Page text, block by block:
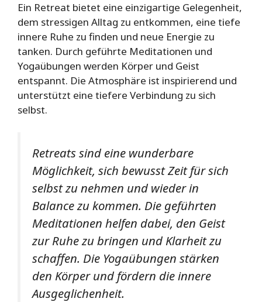
Ein Retreat bietet eine einzigartige Gelegenheit,
dem stressigen Alltag zu entkommen, eine tiefe
innere Ruhe zu finden und neue Energie zu
tanken. Durch geführte Meditationen und
Yogaübungen werden Körper und Geist
entspannt. Die Atmosphäre ist inspirierend und
unterstützt eine tiefere Verbindung zu sich
selbst.
Retreats sind eine wunderbare
Möglichkeit, sich bewusst Zeit für sich
selbst zu nehmen und wieder in
Balance zu kommen. Die geführten
Meditationen helfen dabei, den Geist
zur Ruhe zu bringen und Klarheit zu
schaffen. Die Yogaübungen stärken
den Körper und fördern die innere
Ausgeglichenheit.